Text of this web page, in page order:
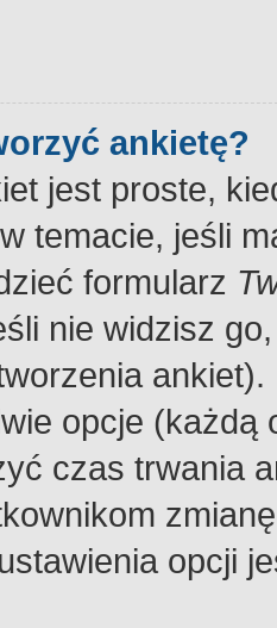
ankietę?
jest proste,
temacie, jeśli
formularz
nie widzisz
opcje
czas trwania
opcji